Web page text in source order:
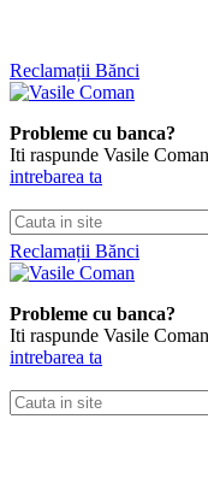
Skip
to
Reclamații Bănci
Probleme cu banca?
Iti raspunde Vasile
intrebarea ta
Cauta
in
site
Reclamații Bănci
Probleme cu banca?
Iti raspunde Vasile
intrebarea ta
Cauta
in